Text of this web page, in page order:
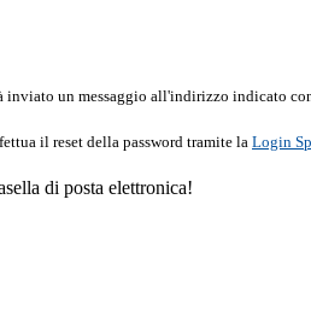
inviato un messaggio all'indirizzo indicato
il reset della password tramite la Login
di posta elettronica!